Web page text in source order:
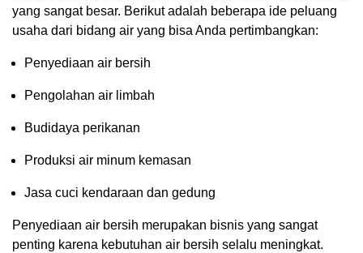
yang sangat besar. Berikut adalah beberapa ide peluang
usaha dari bidang air yang bisa Anda pertimbangkan:
Penyediaan air bersih
Pengolahan air limbah
Budidaya perikanan
Produksi air minum kemasan
Jasa cuci kendaraan dan gedung
Penyediaan air bersih merupakan bisnis yang sangat
penting karena kebutuhan air bersih selalu meningkat.